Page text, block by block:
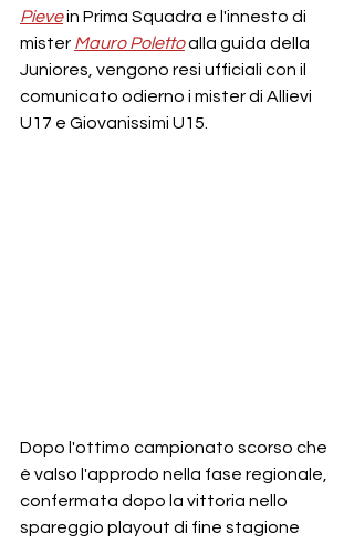
Pieve in Prima Squadra e l'innesto di
mister Mauro Polettoalla guida della
Juniores, vengono resi ufficiali con il
comunicato odierno i mister di Allievi
U17 e Giovanissimi U15.
Dopo l'ottimo campionato scorso che
è valso l'approdo nella fase regionale,
confermata dopo la vittoria nello
spareggio playout di fine stagione